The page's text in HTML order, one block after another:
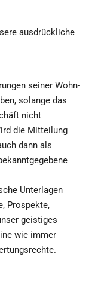
ausdrückliche
seiner Wohn-
solange das
nicht
die Mitteilung
dann als
Unterlagen
Prospekte,
geistiges
wie immer